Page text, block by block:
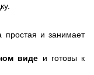
простая и занимает
виде и готовы к